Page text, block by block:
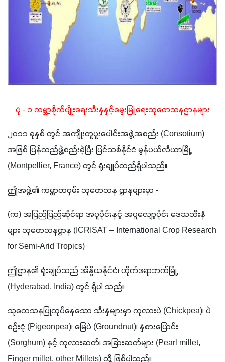
ပုံ - ၁ ကမ္ဘာ့စိုက်ပျိုးရေးသီးနှံနှင့်မွေးမြူရေးသုတေသနဌာနများ
၂၀၁၁ ခုနှစ် တွင် အကျိုးတူပူးပေါင်းအဖွဲ့အစည်း (Consotium)
အဖြစ် ပြန်လည်ဖွဲ့စည်းခဲ့ပြီး ပြင်သစ်နိုင်ငံ မွန်ပယ်လီယာမြို့
(Montpellier, France) တွင် ရုံးချုပ်တည်ရှိပါသည်။
ဤအဖွဲ့၏ ကမ္ဘာတဝှမ်း သုတေသန ဌာနများမှာ -
(က) အပြည်ပြည်ဆိုင်ရာ အပူပိုင်းနှင့် အပူလျော့ပိုင်း ဒေသသီးနှံ
များ သုတေသနဌာန (ICRISAT – International Crop Research
for Semi-Arid Tropics)
ဤဌာန၏ ရုံးချုပ်သည် အိန္ဒိယနိုင်ငံ၊ ဟိုက်ဒရာဘက်မြို့
(Hyderabad, India) တွင် ရှိပါ သည်။
သုတေသနပြုလုပ်နေသော သီးနှံများမှာ ကုလားပဲ (Chickpea)၊ ပဲ
စဉ်းငုံ (Pigeonpea)၊ မြေပဲ (Groundnut)၊ နှံစားပြောင်း
(Sorghum) နှင့် ကုလားဆတ်၊ အခြားဆတ်များ (Pearl millet,
Finger millet, other Millets) တို့ ဖြစ်ပါသည်။